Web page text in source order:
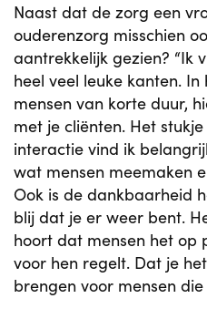
Naast dat de zorg een
ouderenzorg misschien
aantrekkelijk gezien? “Ik
heel veel leuke kanten.
mensen van korte duur,
met je cliënten. Het
interactie vind ik
wat mensen meemaken
Ook is de dankbaarheid
blij dat je er weer bent.
hoort dat mensen het op
voor hen regelt. Dat je
brengen voor mensen die